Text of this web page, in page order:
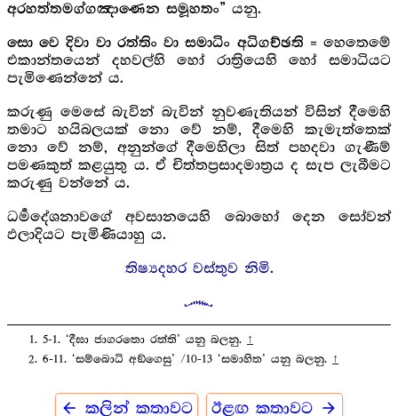
අරහත්තමග්ගඤාණෙන සමූහතං” යනු.
සො වෙ දිවා වා රත්තිං වා සමාධිං අධිගච්ඡති = හෙතෙමේ
එකාන්තයෙන් දහවල්හි හෝ රාත්‍රියෙහි හෝ සමාධියට
පැ‍මිණෙන්නේ ය.
කරුණු මෙසේ බැවින් බැවින් නුවණැතියන් විසින් දීමෙහි
තමාට හයිබලයක් නො වේ නම්, දීමෙහි කැමැත්තෙක්
නො වේ නම්, අනුන්ගේ දීමෙහිලා සිත් පහදවා ගැණීම්
පමණකුත් කළයුතු ය. ඒ චිත්තප්‍රසාදමාත්‍රය ද සැප ලැබීමට
කරුණු වන්නේ ය.
ධර්‍මදේශනාවගේ අවසානයෙහි බොහෝ දෙන සෝවන්
ඵලාදියට පැමිණියාහු ය.
තිෂ්‍යදහර වස්තුව නිමි.
5-1. ‘දීඝා ජාගරතො රත්ති’ යනු බලනු. ↑
6-11. ‘සම්බොධි අඞ්ගෙසු’ /10-13 ‘සමාහිත’ යනු බලනු. ↑
arrow_back කලින් කතාවට ඊළඟ කතාවට arrow_forward